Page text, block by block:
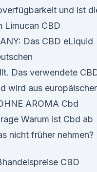
und ist
Limucan CBD
Das CBD eLiquid
Das verwendete
wird aus
AROMA Cbd
Warum ist Cbd ab
nicht früher nehmen?
CBD